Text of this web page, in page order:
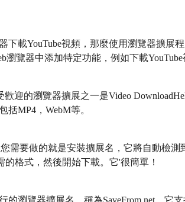
下載YouTube視頻，那麼使用瀏覽器擴展
瀏覽器中添加特定功能，例如下載YouTube
歡迎的瀏覽器擴展之一是Video
括MP4，WebM等。
您需要做的就是安裝擴展名，它將自動檢
的格式，然後開始下載。它'很簡單！
的瀏覽器擴展名，稱為SaveFrom.net。它